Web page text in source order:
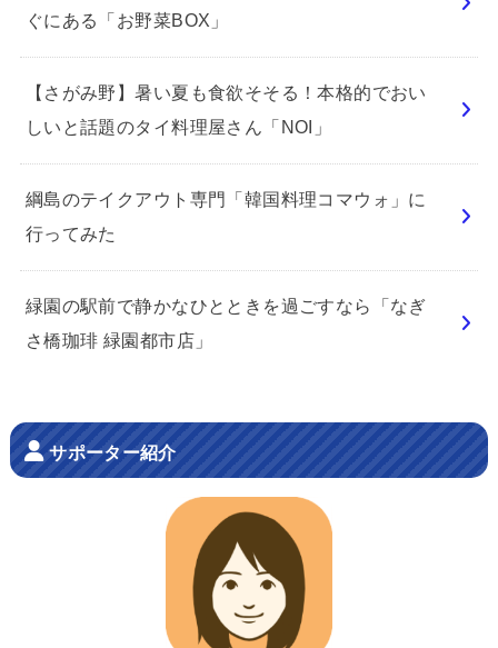
ぐにある「お野菜BOX」
【さがみ野】暑い夏も食欲そそる！本格的でおい
しいと話題のタイ料理屋さん「NOI」
綱島のテイクアウト専門「韓国料理コマウォ」に
行ってみた
緑園の駅前で静かなひとときを過ごすなら「なぎ
さ橋珈琲 緑園都市店」
サポーター紹介